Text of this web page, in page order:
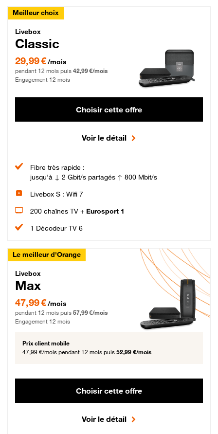
Meilleur choix
Livebox Classic Fibre
Livebox
Classic
29,99 € par mois pendant 12 mois puis 42,99 € par mois, Engagement 12 mois
29,99 €/mois
pendant 12 mois puis 42,99 €/mois
Engagement 12 mois
Choisir cette offre
Voir le détail
Fibre très rapide :
jusqu'à ↓ 2 Gbit/s partagés ↑ 800 Mbit/s
Livebox S : Wifi 7
200 chaînes TV + Eurosport 1
1 Décodeur TV 6
Le meilleur d'Orange
Livebox Max Fibre
Livebox
Max
47,99 € par mois pendant 12 mois puis 57,99 € par mois, Engagement 12 mois
47,99 €/mois
pendant 12 mois puis 57,99 €/mois
Engagement 12 mois
Prix client mobile
47,99 €/mois pendant 12 mois puis 52,99 €/mois
Choisir cette offre
Voir le détail